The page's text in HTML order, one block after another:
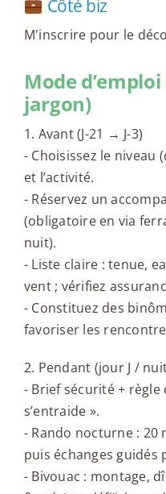
Côté biz
M'inscrire pour le
Mode
jargon)
1. Avant (J-21 → J-3)
- Choisissez le niveau
et l’activité.
- Réservez un
(obligatoire en via
nuit).
- Liste claire : tenue,
vent ; vérifiez
- Constituez des
favoriser les
2. Pendant (jour J / nuit
- Brief sécurité + règle
s’entraide ».
- Rando nocturne : 20
puis échanges guidés
- Bivouac : montage,